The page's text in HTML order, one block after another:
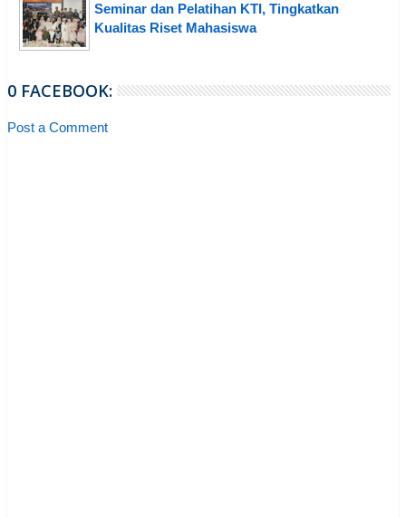
Seminar dan Pelatihan KTI, Tingkatkan
Kualitas Riset Mahasiswa
0 FACEBOOK:
Post a Comment